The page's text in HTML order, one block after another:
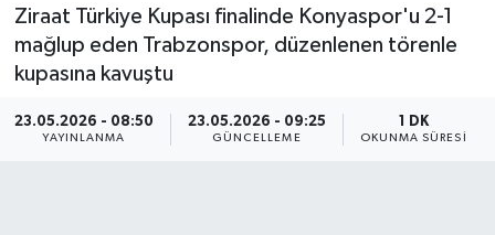
Ziraat Türkiye Kupası finalinde Konyaspor'u 2-1
mağlup eden Trabzonspor, düzenlenen törenle
kupasına kavuştu
23.05.2026 - 08:50
YAYINLANMA
23.05.2026 - 09:25
GÜNCELLEME
1 DK
OKUNMA SÜRESI
KÜLTÜR - SANAT
Tüm Manşetler